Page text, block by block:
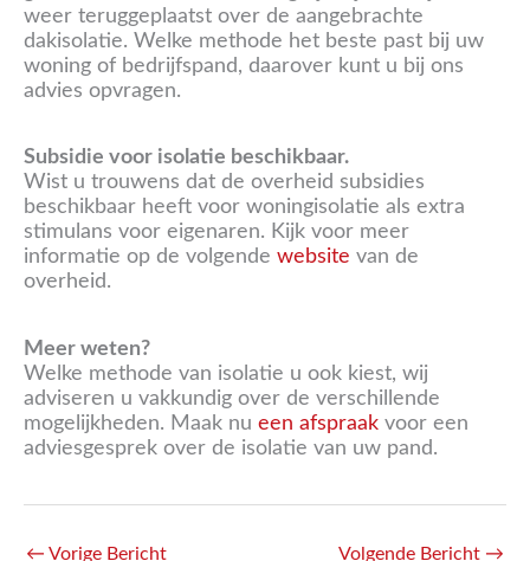
weer teruggeplaatst over de aangebrachte
dakisolatie. Welke methode het beste past bij uw
woning of bedrijfspand, daarover kunt u bij ons
advies opvragen.
Subsidie voor isolatie beschikbaar.
Wist u trouwens dat de overheid subsidies
beschikbaar heeft voor woningisolatie als extra
stimulans voor eigenaren. Kijk voor meer
informatie op de volgende website van de
overheid.
Meer weten?
Welke methode van isolatie u ook kiest, wij
adviseren u vakkundig over de verschillende
mogelijkheden. Maak nu een afspraak voor een
adviesgesprek over de isolatie van uw pand.
← Vorige Bericht Volgende Bericht →